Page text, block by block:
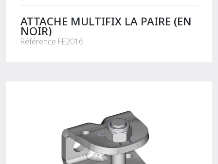
ATTACHE MULTIFIX LA PAIRE (EN
NOIR)
Référence FE2016